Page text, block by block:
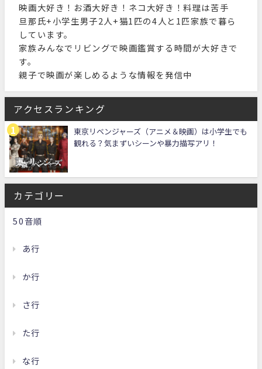
映画大好き！お酒大好き！ネコ大好き！料理は苦手
旦那氏+小学生男子2人+猫1匹の4人と1匹家族で暮ら
しています。
家族みんなでリビングで映画鑑賞する時間が大好きで
す。
親子で映画が楽しめるような情報を発信中
アクセスランキング
東京リベンジャーズ（アニメ＆映画）は小学生でも
観れる？気まずいシーンや暴力描写アリ！
カテゴリー
50音順
あ行
か行
さ行
た行
な行